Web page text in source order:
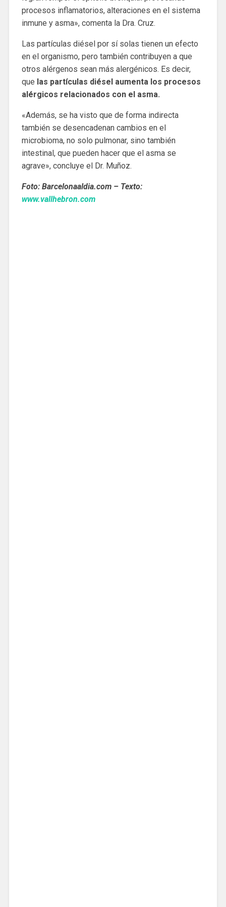
procesos inflamatorios, alteraciones en el sistema
inmune y asma», comenta la Dra. Cruz.
Las partículas diésel por sí solas tienen un efecto
en el organismo, pero también contribuyen a que
otros alérgenos sean más alergénicos. Es decir,
que las partículas diésel aumenta los procesos
alérgicos relacionados con el asma.
«Además, se ha visto que de forma indirecta
también se desencadenan cambios en el
microbioma, no solo pulmonar, sino también
intestinal, que pueden hacer que el asma se
agrave», concluye el Dr. Muñoz.
Foto: Barcelonaaldia.com – Texto:
www.vallhebron.com